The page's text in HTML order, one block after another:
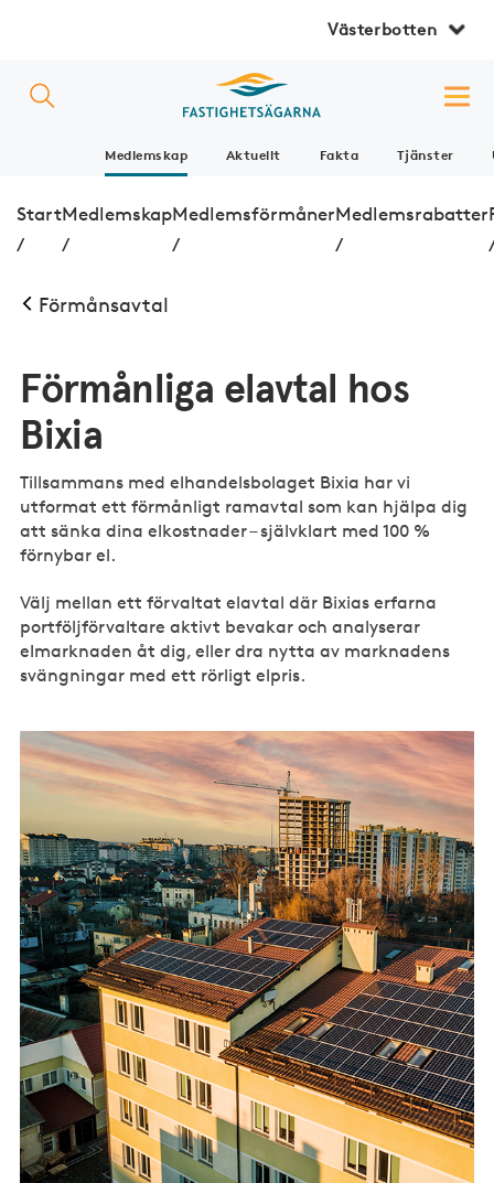
Västerbotten
Medlemskap Aktuellt Fakta Tjänster
Start
/
Medlemskap
/
Medlemsförmåner
/
Medlemsrabatter
/
Förmånsavtal
Förmånliga elavtal hos
Bixia
Tillsammans med elhandelsbolaget Bixia har vi
utformat ett förmånligt ramavtal som kan hjälpa dig
att sänka dina elkostnader – självklart med 100 %
förnybar el.
Välj mellan ett förvaltat elavtal där Bixias erfarna
portföljförvaltare aktivt bevakar och analyserar
elmarknaden åt dig, eller dra nytta av marknadens
svängningar med ett rörligt elpris.